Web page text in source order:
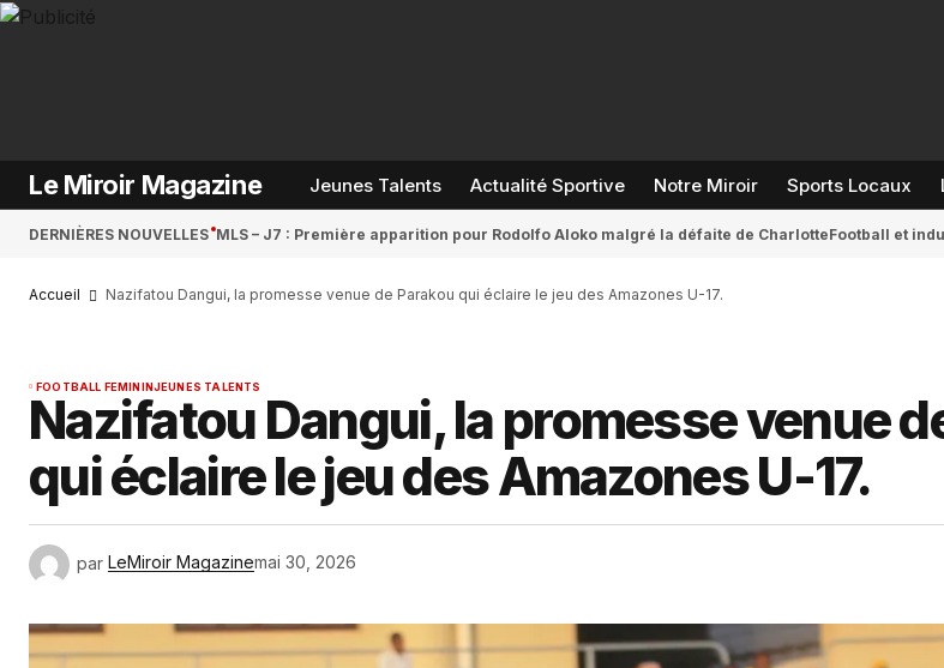
Le Miroir Magazine Jeunes Talents Actualité Sportive Notre Miroir Sports Locaux
DERNIÈRES NOUVELLES MLS – J7 : Première apparition pour Rodolfo Aloko malgré la défaite de CharlotteFootball et
Accueil Nazifatou Dangui, la promesse venue de Parakou qui éclaire le jeu des Amazones U-17.
FOOTBALL FEMININJEUNES TALENTS
Nazifatou Dangui, la promesse venue
qui éclaire le jeu des Amazones U-17.
par LeMiroir Magazinemai 30, 2026